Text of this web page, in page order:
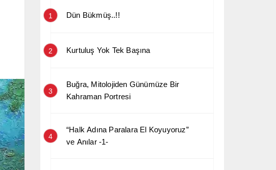
1 Dün Bükmüş..!!
2 Kurtuluş Yok Tek Başına
3
Buğra, Mitolojiden Günümüze Bir
Kahraman Portresi
4
“Halk Adına Paralara El Koyuyoruz”
ve Anılar -1-